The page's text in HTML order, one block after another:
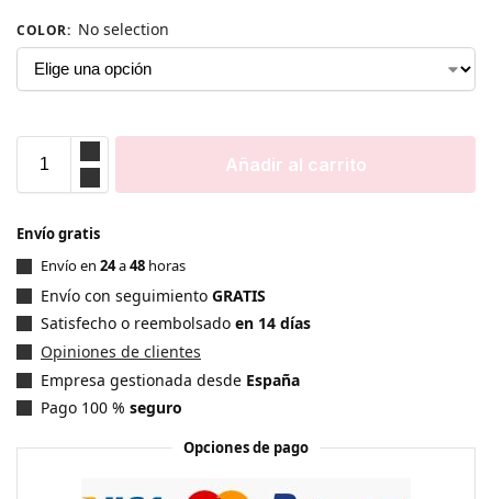
COLOR: No selection
Añadir al carrito
Envío gratis
Envío en 24a48 horas
Envío con seguimiento GRATIS
Satisfecho o reembolsado en 14 días
Opiniones de clientes
Empresa gestionada desde España
Pago 100 % seguro
Opciones de pago